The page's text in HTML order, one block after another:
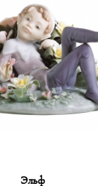
конкретном
заказанного
Эльф